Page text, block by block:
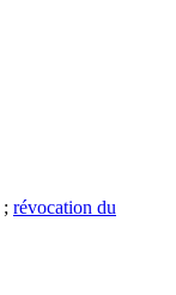
; révocation du